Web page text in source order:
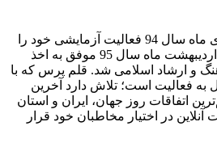
پایگاه خبری قلم پرس از دی ماه سال 94 فعالیت آزمایشی خود را
آغاز کرد و پس از آن در 13 اردیبهشت ماه سال 95 موفق به اخذ
و ارشاد اسلامی شد. قلم پرس که با
77544 مشغول به فعالیت است؛ تلاش دارد آخرین
اتفاقات روز جهان، ایران و استان
در اختیار مخاطبان خود قرار